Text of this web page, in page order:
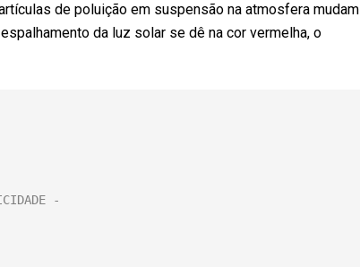
de poluição em suspensão na atmosfera mudam
da luz solar se dê na cor vermelha, o